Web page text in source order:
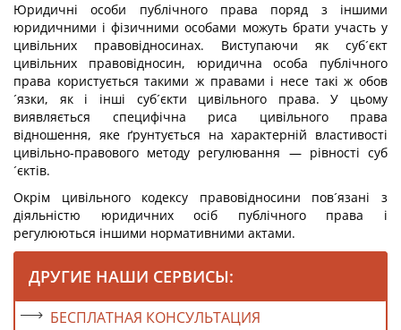
Юридичні особи публічного права поряд з іншими
юридичними і фізичними особами можуть брати участь у
цивільних правовідносинах. Виступаючи як суб´єкт
цивільних правовідносин, юридична особа публічного
права користується такими ж правами і несе такі ж обов
´язки, як і інші суб´єкти цивільного права. У цьому
виявляється специфічна риса цивільного права
відношення, яке ґрунтується на характерній властивості
цивільно-правового методу регулювання — рівності суб
´єктів.
Окрім цивільного кодексу правовідносини пов´язані з
діяльністю юридичних осіб публічного права і
регулюються іншими нормативними актами.
ДРУГИЕ НАШИ СЕРВИСЫ:
БЕСПЛАТНАЯ КОНСУЛЬТАЦИЯ